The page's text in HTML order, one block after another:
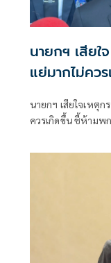
นายกฯ เสียใ
แย่มากไม่คว
นายกฯ เสียใจเหตุ
ควรเกิดขึ้น ชี้ห้าม